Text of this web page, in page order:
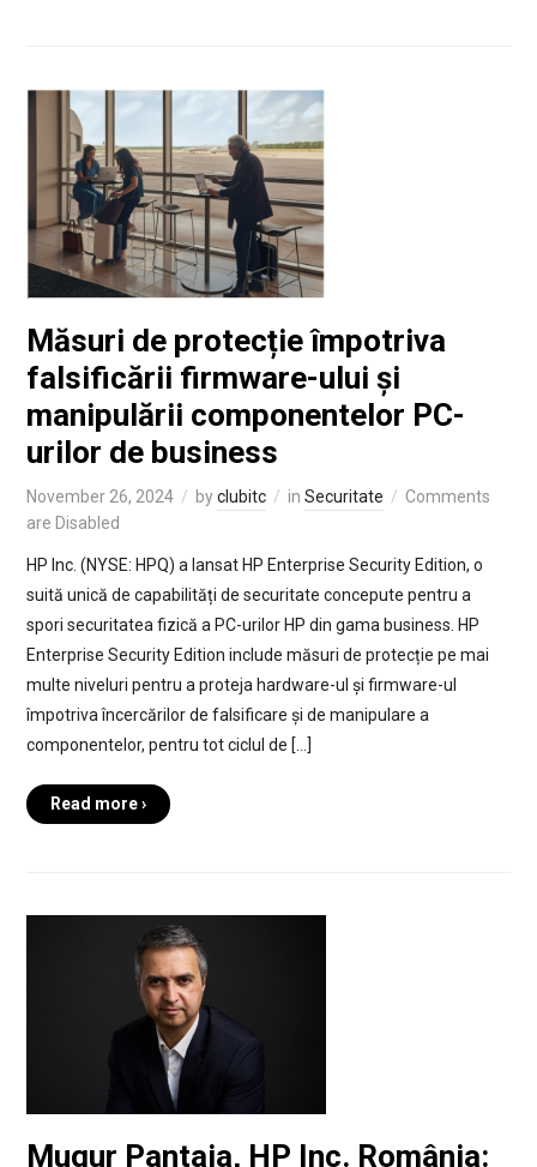
Măsuri de protecție împotriva
falsificării firmware-ului și
manipulării componentelor PC-
urilor de business
November 26, 2024 byclubitc in Securitate
Comments
are Disabled
HP Inc. (NYSE: HPQ) a lansat HP Enterprise Security Edition, o
suită unică de capabilități de securitate concepute pentru a
spori securitatea fizică a PC-urilor HP din gama business. HP
Enterprise Security Edition include măsuri de protecție pe mai
multe niveluri pentru a proteja hardware-ul și firmware-ul
împotriva încercărilor de falsificare și de manipulare a
componentelor, pentru tot ciclul de […]
Read more ›
Mugur Pantaia, HP Inc. România: